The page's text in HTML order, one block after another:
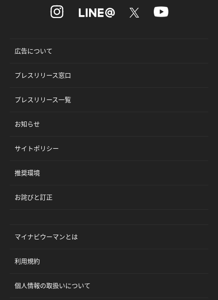
広告について
プレスリリース窓口
プレスリリース一覧
お知らせ
サイトポリシー
推奨環境
お詫びと訂正
マイナビウーマンとは
利用規約
個人情報の取扱いについて